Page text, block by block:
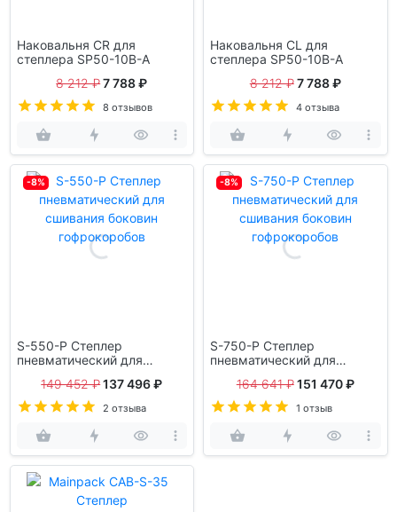
Наковальня CR для
степлера SP50-10B-A
8 212 ₽7 788 ₽
8 отзывов
Наковальня CL для
степлера SP50-10B-A
8 212 ₽7 788 ₽
4 отзыва
-8%
S-550-P Степлер
пневматический для
гофрокоробов
149 452 ₽137 496 ₽
2 отзыва
-8%
S-750-P Степлер
пневматический для
гофрокоробов
164 641 ₽151 470 ₽
1 отзыв